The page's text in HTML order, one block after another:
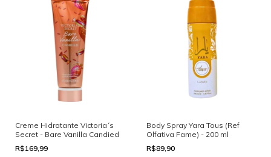
Creme Hidratante Victoria´s
Secret - Bare Vanilla Candied
R$169,99
Body Spray Yara Tous (Ref
Olfativa Fame) - 200 ml
R$89,90